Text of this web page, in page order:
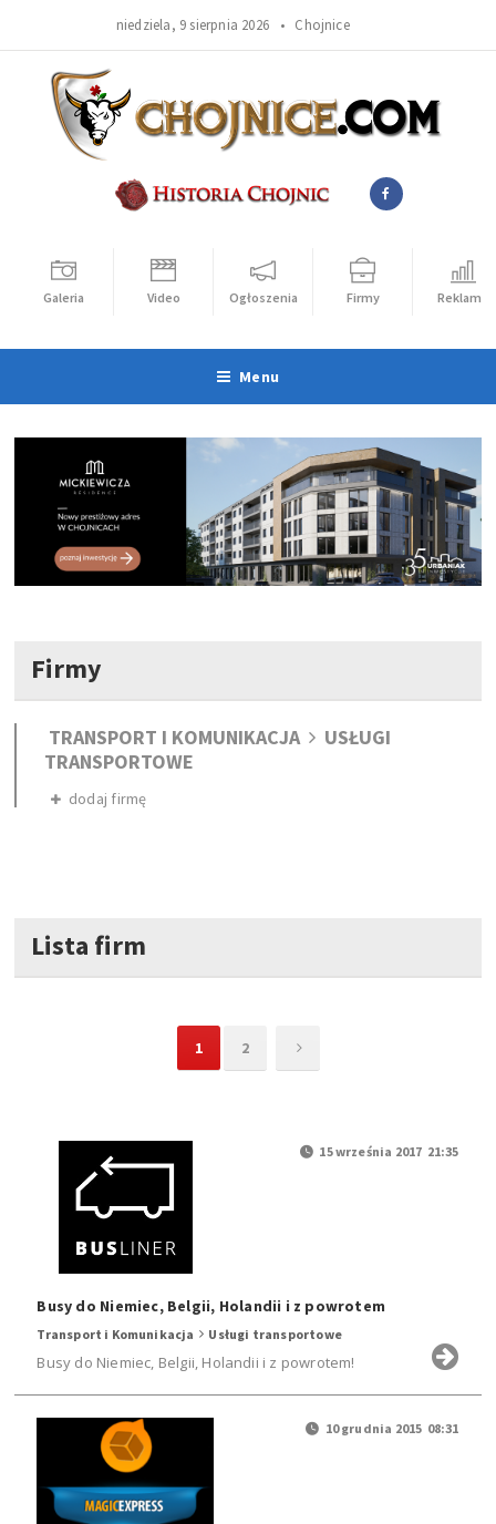
niedziela, 9 sierpnia 2026 • Chojnice
Galeria Video Ogłoszenia Firmy Reklama
Menu
Firmy
TRANSPORT I KOMUNIKACJA
USŁUGI
TRANSPORTOWE
dodaj firmę
Lista firm
1 2
15 września 2017 21:35
Busy do Niemiec, Belgii, Holandii i z powrotem
Transport i Komunikacja Usługi transportowe
Busy do Niemiec, Belgii, Holandii i z powrotem!
10 grudnia 2015 08:31